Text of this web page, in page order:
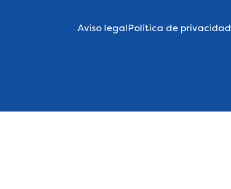
Aviso legalPolítica de privacidad